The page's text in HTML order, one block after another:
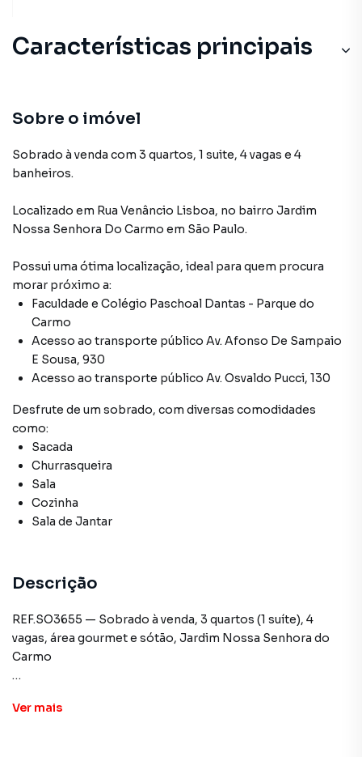
Características principais
Sobre o imóvel
Sobrado à venda com 3 quartos, 1 suite, 4 vagas e 4
banheiros.
Localizado em Rua Venâncio Lisboa, no bairro Jardim
Nossa Senhora Do Carmo em São Paulo.
Possui uma ótima localização, ideal para quem procura
morar próximo a:
Faculdade e Colégio Paschoal Dantas - Parque do
Carmo
Acesso ao transporte público Av. Afonso De Sampaio
E Sousa, 930
Acesso ao transporte público Av. Osvaldo Pucci, 130
Desfrute de um sobrado, com diversas comodidades
como:
Sacada
Churrasqueira
Sala
Cozinha
Sala de Jantar
Descrição
REF.SO3655 — Sobrado à venda, 3 quartos (1 suíte), 4
vagas, área gourmet e sótão, Jardim Nossa Senhora do
Carmo
localizado em frente ao batalhão da polícia,
Ver mais